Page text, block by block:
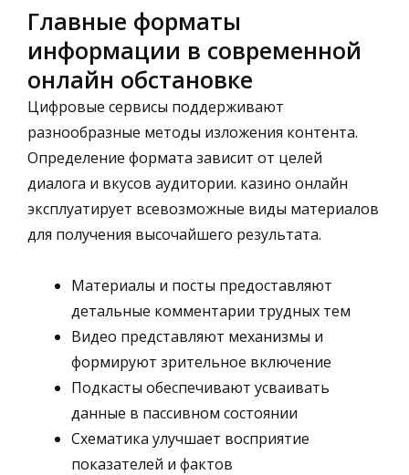
Главные форматы
информации в современной
онлайн обстановке
Цифровые сервисы поддерживают
разнообразные методы изложения контента.
Определение формата зависит от целей
диалога и вкусов аудитории. казино онлайн
эксплуатирует всевозможные виды материалов
для получения высочайшего результата.
Материалы и посты предоставляют
детальные комментарии трудных тем
Видео представляют механизмы и
формируют зрительное включение
Подкасты обеспечивают усваивать
данные в пассивном состоянии
Схематика улучшает восприятие
показателей и фактов